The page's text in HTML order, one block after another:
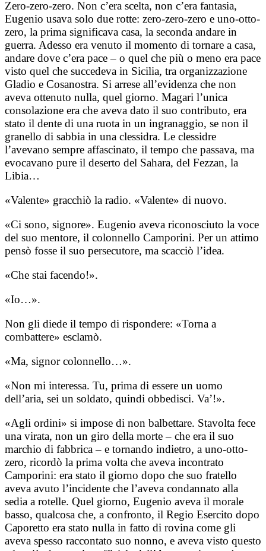
Zero-zero-zero. Non c’era scelta, non c’era fantasia,
Eugenio usava solo due rotte: zero-zero-zero e uno-otto-
zero, la prima significava casa, la seconda andare in
guerra. Adesso era venuto il momento di tornare a casa,
andare dove c’era pace – o quel che più o meno era pace
visto quel che succedeva in Sicilia, tra organizzazione
Gladio e Cosanostra. Si arrese all’evidenza che non
aveva ottenuto nulla, quel giorno. Magari l’unica
consolazione era che aveva dato il suo contributo, era
stato il dente di una ruota in un ingranaggio, se non il
granello di sabbia in una clessidra. Le clessidre
l’avevano sempre affascinato, il tempo che passava, ma
evocavano pure il deserto del Sahara, del Fezzan, la
Libia…
«Valente» gracchiò la radio. «Valente» di nuovo.
«Ci sono, signore». Eugenio aveva riconosciuto la voce
del suo mentore, il colonnello Camporini. Per un attimo
pensò fosse il suo persecutore, ma scacciò l’idea.
«Che stai facendo!».
«Io…».
Non gli diede il tempo di rispondere: «Torna a
combattere» esclamò.
«Ma, signor colonnello…».
«Non mi interessa. Tu, prima di essere un uomo
dell’aria, sei un soldato, quindi obbedisci. Va’!».
«Agli ordini» si impose di non balbettare. Stavolta fece
una virata, non un giro della morte – che era il suo
marchio di fabbrica – e tornando indietro, a uno-otto-
zero, ricordò la prima volta che aveva incontrato
Camporini: era stato il giorno dopo che suo fratello
aveva avuto l’incidente che l’aveva condannato alla
sedia a rotelle. Quel giorno, Eugenio aveva il morale
basso, qualcosa che, a confronto, il Regio Esercito dopo
Caporetto era stato nulla in fatto di rovina come gli
aveva spesso raccontato suo nonno, e aveva visto questo